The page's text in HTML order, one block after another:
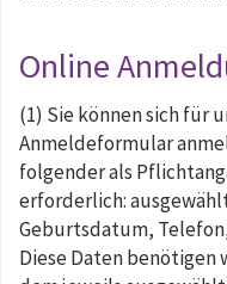
Online
(1) Sie können sich für
Anmeldeformular
folgender als
erforderlich:
Geburtsdatum,
Diese Daten benötigen